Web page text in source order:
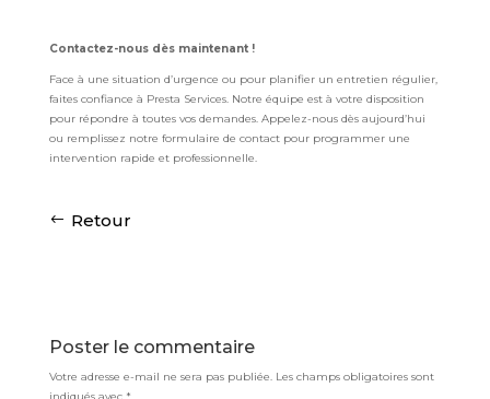
Contactez-nous dès maintenant !
Face à une situation d’urgence ou pour planifier un entretien régulier,
faites confiance à Presta Services. Notre équipe est à votre disposition
pour répondre à toutes vos demandes. Appelez-nous dès aujourd’hui
ou remplissez notre formulaire de contact pour programmer une
intervention rapide et professionnelle.
Retour
Poster le commentaire
Votre adresse e-mail ne sera pas publiée. Les champs obligatoires sont